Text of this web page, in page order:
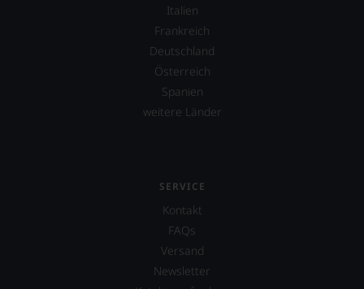
Italien
Frankreich
Deutschland
Österreich
Spanien
weitere Länder
SERVICE
Kontakt
FAQs
Versand
Newsletter